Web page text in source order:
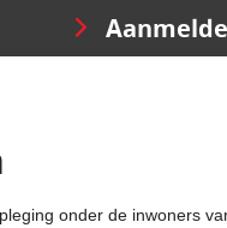
onder de inwoners